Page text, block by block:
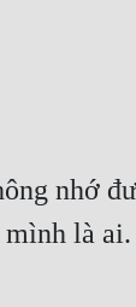
nhớ
là ai.